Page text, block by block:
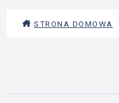
STRONA DOMOWA